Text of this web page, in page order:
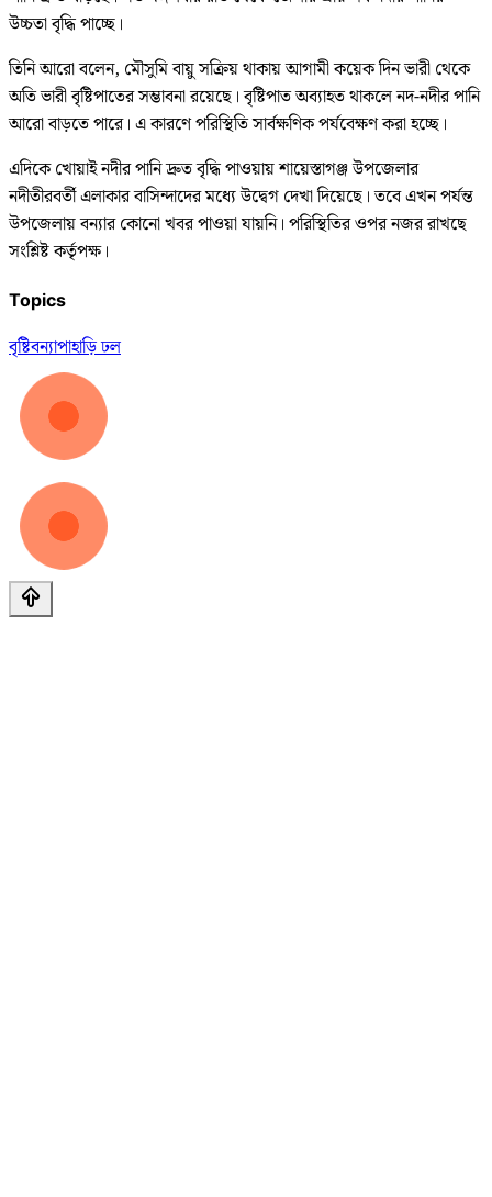
উচ্চতা বৃদ্ধি পাচ্ছে।
তিনি আরো বলেন, মৌসুমি বায়ু সক্রিয় থাকায় আগামী কয়েক দিন ভারী থেকে
অতি ভারী বৃষ্টিপাতের সম্ভাবনা রয়েছে। বৃষ্টিপাত অব্যাহত থাকলে নদ-নদীর পানি
আরো বাড়তে পারে। এ কারণে পরিস্থিতি সার্বক্ষণিক পর্যবেক্ষণ করা হচ্ছে।
এদিকে খোয়াই নদীর পানি দ্রুত বৃদ্ধি পাওয়ায় শায়েস্তাগঞ্জ উপজেলার
নদীতীরবর্তী এলাকার বাসিন্দাদের মধ্যে উদ্বেগ দেখা দিয়েছে। তবে এখন পর্যন্ত
উপজেলায় বন্যার কোনো খবর পাওয়া যায়নি। পরিস্থিতির ওপর নজর রাখছে
সংশ্লিষ্ট কর্তৃপক্ষ।
Topics
বৃষ্টিবন্যাপাহাড়ি ঢল